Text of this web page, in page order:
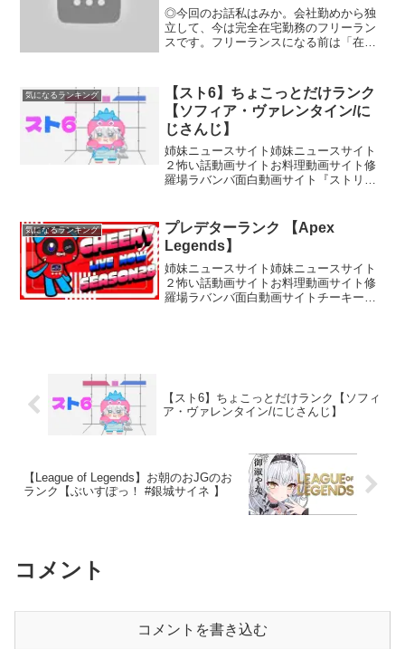
になったらシンママ逆切れ。結
果…【スカッとする話】
◎今回のお話私はみか。会社勤めから独
立して、今は完全在宅勤務のフリーラン
スです。フリーランスになる前は「在宅
て大変ですね。ずっと家の中にいるとな
かなか仕事のON/OFFは...
気になるランキング
【スト6】ちょこっとだけランク
【ソフィア・ヴァレンタイン/に
じさんじ】
姉妹ニュースサイト姉妹ニュースサイト
２怖い話動画サイトお料理動画サイト修
羅場ラバンバ面白動画サイト『ストリー
イラスト✨┈┈┈┈┈┈...
気になるランキング
プレデターランク 【Apex
Legends】
姉妹ニュースサイト姉妹ニュースサイト
２怖い話動画サイトお料理動画サイト修
羅場ラバンバ面白動画サイトチーキーで
【スト6】ちょこっとだけランク【ソフィ
ア・ヴァレンタイン/にじさんじ】
【League of Legends】お朝のおJGのお
ランク【ぶいすぽっ！ #銀城サイネ 】
コメント
コメントを書き込む